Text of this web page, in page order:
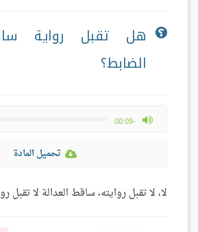
هل تقبل رواية
الضابط؟
-00:09
max volume
تحميل المادة
لا، لا تقبل روايته، ساقط العدالة لا تقبل